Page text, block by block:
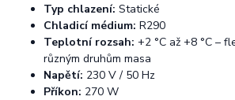
Typ chlazení: Statické
Chladicí médium: R290
Teplotní rozsah: +2 °C až +8 °C –
různým druhům masa
Napětí: 230 V / 50 Hz
Příkon: 270 W